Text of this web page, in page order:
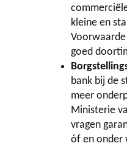
kleine en
goed
bank bij de
meer
Ministerie
vragen
óf en onder